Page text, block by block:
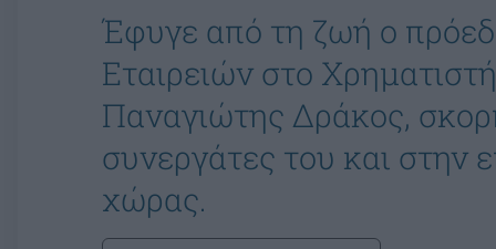
Έφυγε από τη ζωή ο
Εταιρειών στο
Παναγιώτης Δράκος,
συνεργάτες του και στην
χώρας.